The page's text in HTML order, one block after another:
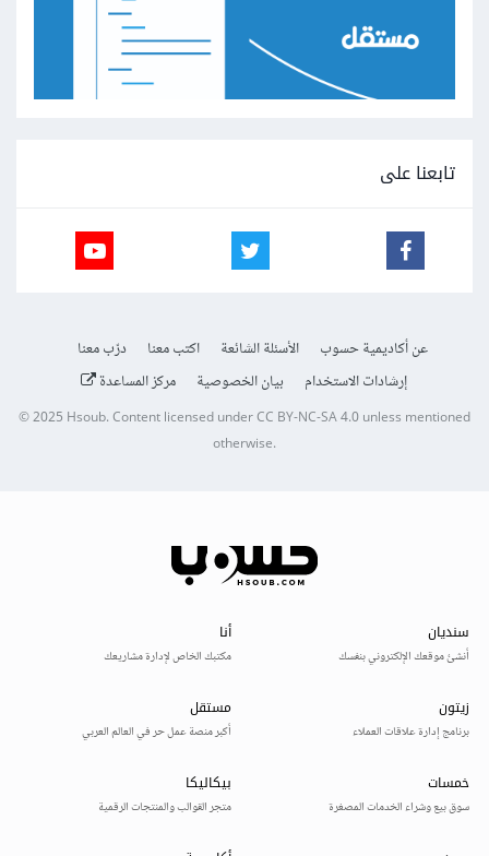
تابعنا على
عن أكاديمية حسوب الأسئلة الشائعة اكتب معنا
درّب معنا
إرشادات الاستخدام
بيان الخصوصية مركز المساعدة
© 2025Hsoub.Content licensed underCC BY-NC-SA 4.0unless mentioned
otherwise.